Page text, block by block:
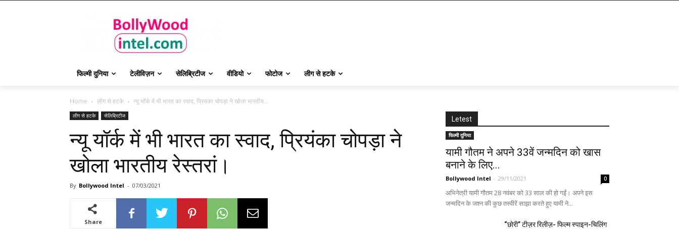
फिल्मी दुनिया टेलीविज़न सेलिब्रिटीज वीडियो फोटोज लीग से हटके
Home लीग से हटके न्यू यॉर्क में भी भारत का स्वाद, प्रियंका चोपड़ा ने खोला भारतीय...
लीग से हटके सेलिब्रिटीज
न्यू यॉर्क में भी भारत का स्वाद, प्रियंका चोपड़ा ने
खोला भारतीय रेस्तरां।
By Bollywood Intel - 07/03/2021
Share
Letest
फिल्मी दुनिया
यामी गौतम ने अपने 33वें जन्मदिन को खास
बनाने के लिए...
Bollywood Intel - 29/11/2021 0
अभिनेत्री यामी गौतम 28 नवंबर को 33 साल की हो गईं। अपने इस
जन्मदिन के जश्न की कुछ तस्वीरें साझा करते हुए यामी ने...
“छोरी” टीज़र रिलीज़- फिल्म स्पाइन-चिलिंग